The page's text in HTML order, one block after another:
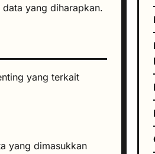
yang diharapkan.
yang terkait
yang dimasukkan